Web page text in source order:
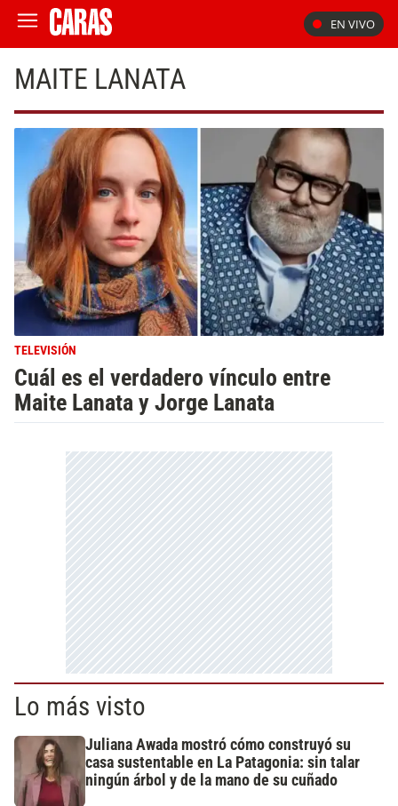
EN VIVO
MAITE LANATA
TELEVISIÓN
Cuál es el verdadero vínculo entre
Maite Lanata y Jorge Lanata
Lo más visto
Juliana Awada mostró cómo construyó su
casa sustentable en La Patagonia: sin talar
ningún árbol y de la mano de su cuñado